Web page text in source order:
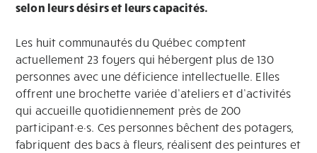
selon leurs désirs et leurs capacités.
Les huit communautés du Québec comptent
actuellement 23 foyers qui hébergent plus de 130
personnes avec une déficience intellectuelle. Elles
offrent une brochette variée d’ateliers et d’activités
qui accueille quotidiennement près de 200
participant·e·s. Ces personnes bêchent des potagers,
fabriquent des bacs à fleurs, réalisent des peintures et